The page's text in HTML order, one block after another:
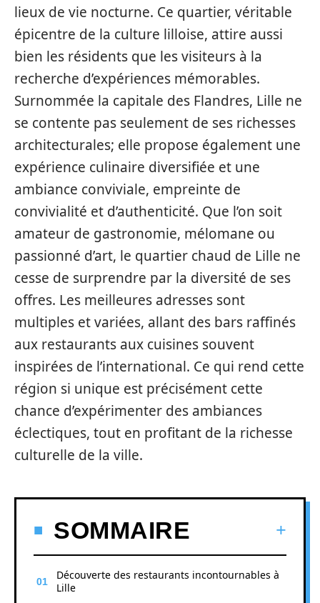
lieux de vie nocturne. Ce quartier, véritable
épicentre de la culture lilloise, attire aussi
bien les résidents que les visiteurs à la
recherche d’expériences mémorables.
Surnommée la capitale des Flandres, Lille ne
se contente pas seulement de ses richesses
architecturales; elle propose également une
expérience culinaire diversifiée et une
ambiance conviviale, empreinte de
convivialité et d’authenticité. Que l’on soit
amateur de gastronomie, mélomane ou
passionné d’art, le quartier chaud de Lille ne
cesse de surprendre par la diversité de ses
offres. Les meilleures adresses sont
multiples et variées, allant des bars raffinés
aux restaurants aux cuisines souvent
inspirées de l’international. Ce qui rend cette
région si unique est précisément cette
chance d’expérimenter des ambiances
éclectiques, tout en profitant de la richesse
culturelle de la ville.
SOMMAIRE
Découverte des restaurants incontournables à
Lille